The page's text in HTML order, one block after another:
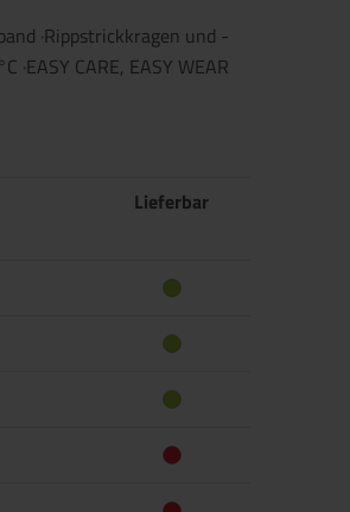
·Rippstrickkragen und -
CARE, EASY WEAR
Lieferbar